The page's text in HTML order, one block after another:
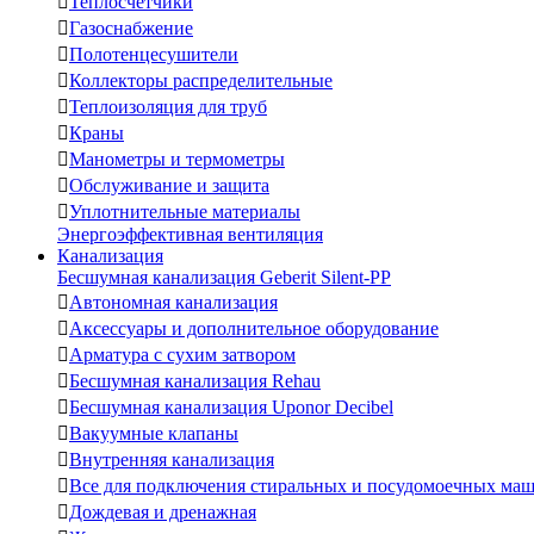
Газоснабжение
Полотенцесушители
Коллекторы распределительные
Теплоизоляция для труб
Краны
Манометры и термометры
Обслуживание и защита
Уплотнительные материалы
Энергоэффективная вентиляция
Канализация
Бесшумная канализация Geberit Silent-PP
Автономная канализация
Аксессуары и дополнительное оборудование
Арматура с сухим затвором
Бесшумная канализация Rehau
Бесшумная канализация Uponor Decibel
Вакуумные клапаны
Внутренняя канализация
Все для подключения стиральных и посудомоечных
Дождевая и дренажная